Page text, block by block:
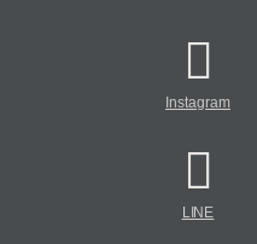
Instagram
LINE